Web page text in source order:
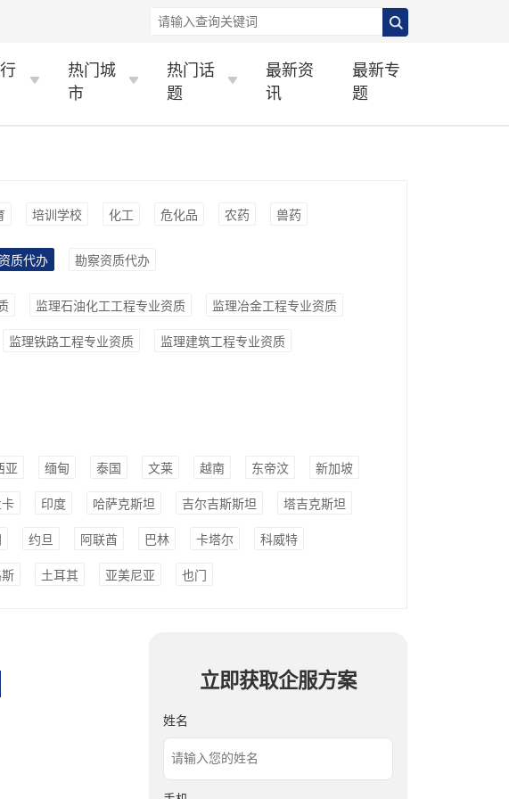
热门城
市
热门话
题
最新资
讯
最新专
题
培训学校 化工 危化品 农药 兽药
质代办 勘察资质代办
监理石油化工工程专业资质 监理冶金工程专业资质
监理铁路工程专业资质 监理建筑工程专业资质
亚 缅甸 泰国 文莱 越南 东帝汶 新加坡
印度 哈萨克斯坦 吉尔吉斯斯坦 塔吉克斯坦
约旦 阿联酋 巴林 卡塔尔 科威特
土耳其 亚美尼亚 也门
立即获取企服方案
姓名